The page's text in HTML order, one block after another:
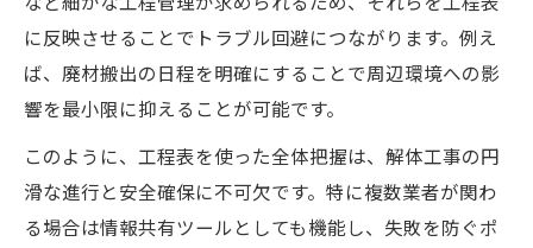
に反映させることでトラブル回避につながります。例え
ば、廃材搬出の日程を明確にすることで周辺環境への影
響を最小限に抑えることが可能です。
このように、工程表を使った全体把握は、解体工事の円
滑な進行と安全確保に不可欠です。特に複数業者が関わ
る場合は情報共有ツールとしても機能し、失敗を防ぐポ